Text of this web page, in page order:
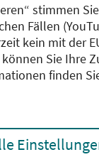
stimmen
Fällen
kein mit der
Sie Ihre
finden